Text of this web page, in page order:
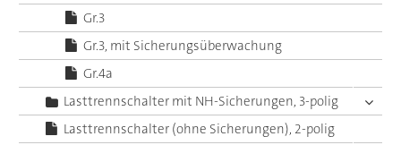
Gr.3
Gr.3, mit Sicherungsüberwachung
Gr.4a
Lasttrennschalter mit NH-Sicherungen, 3-polig
Lasttrennschalter (ohne Sicherungen), 2-polig